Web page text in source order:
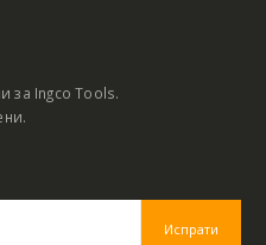
за Ingco Tools.